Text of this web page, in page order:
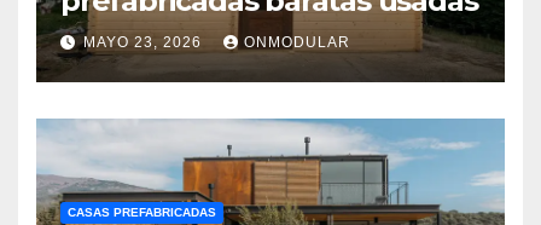
MAYO 23, 2026 ONMODULAR
CASAS PREFABRICADAS